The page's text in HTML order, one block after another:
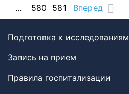
...
580 581 Вперед
Подготовка к исследованиям
Запись на прием
Правила госпитализации